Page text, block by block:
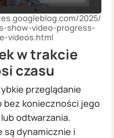
2025/
show-video-progress-
videos.html
w trakcie
czasu
przeglądanie
bez konieczności jego
odtwarzania.
są dynamicznie i